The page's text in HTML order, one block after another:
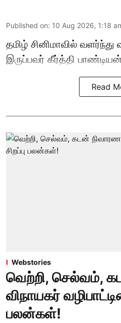
Published on: 10 Aug 2026, 1:18
தமிழ் சினிமாவில் வளர்ந்து
இருப்பவர் கீர்த்தி
Read
Webstories
வெற்றி, செல்வம்,
விநாயகர்
பலன்கள்!